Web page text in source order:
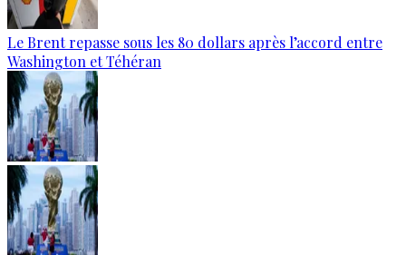
Le Brent repasse sous les 80 dollars après l’accord entre
Washington et Téhéran